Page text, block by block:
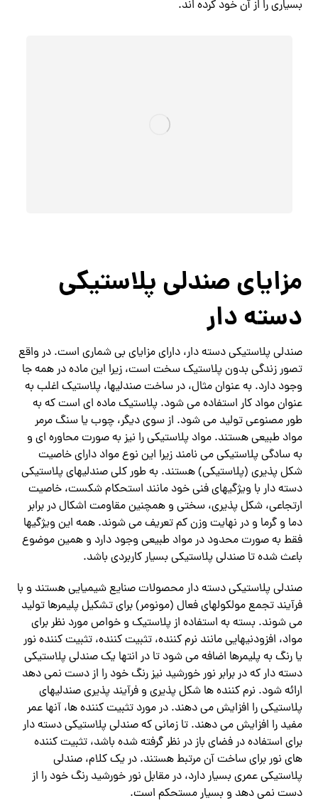
بسیاری را از آن خود کرده اند.
مزایای صندلی پلاستیکی
دسته دار
صندلی پلاستیکی دسته دار، دارای مزایای بی شماری است. در واقع
تصور زندگی بدون پلاستیک سخت است، زیرا این ماده در همه جا
وجود دارد. به عنوان مثال، در ساخت صندلیها، پلاستیک اغلب به
عنوان مواد کار استفاده می شود. پلاستیک ماده ای است که به
طور مصنوعی تولید می شود. از سوی دیگر، چوب یا سنگ مرمر
مواد طبیعی هستند. مواد پلاستیکی را نیز به صورت محاوره ای و
به سادگی پلاستیکی می نامند زیرا این نوع مواد دارای خاصیت
شکل پذیری (پلاستیکی) هستند. به طور کلی صندلیهای پلاستیکی
دسته دار با ویژگیهای فنی خود مانند استحکام شکست، خاصیت
ارتجاعی، شکل پذیری، سختی و همچنین مقاومت اشکال در برابر
دما و گرما و در نهایت وزن کم تعریف می شوند. همه این ویژگیها
فقط به صورت محدود در مواد طبیعی وجود دارد و همین موضوع
باعث شده تا صندلی پلاستیکی بسیار کاربردی باشد.
صندلی پلاستیکی دسته دار محصولات صنایع شیمیایی هستند و با
فرآیند تجمع مولکولهای فعال (مونومر) برای تشکیل پلیمرها تولید
می شوند. بسته به استفاده از پلاستیک و خواص مورد نظر برای
مواد، افزودنیهایی مانند نرم کننده، تثبیت کننده، تثبیت کننده نور
یا رنگ به پلیمرها اضافه می شود تا در انتها یک صندلی پلاستیکی
دسته دار که در برابر نور خورشید نیز رنگ خود را از دست نمی دهد
ارائه شود. نرم کننده ها شکل پذیری و فرآیند پذیری صندلیهای
پلاستیکی را افزایش می دهند. در مورد تثبیت کننده ها، آنها عمر
مفید را افزایش می دهند. تا زمانی که صندلی پلاستیکی دسته دار
برای استفاده در فضای باز در نظر گرفته شده باشد، تثبیت کننده
های نور برای ساخت آن مرتبط هستند. در یک کلام، صندلی
پلاستیکی عمری بسیار دارد، در مقابل نور خورشید رنگ خود را از
دست نمی دهد و بسیار مستحکم است.